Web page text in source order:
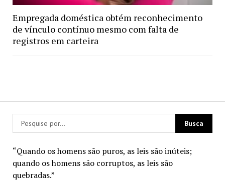
“Quando os homens são puros, as leis são inúteis;
quando os homens são corruptos, as leis são
quebradas.”
Empregada doméstica obtém reconhecimento
de vínculo contínuo mesmo com falta de
registros em carteira